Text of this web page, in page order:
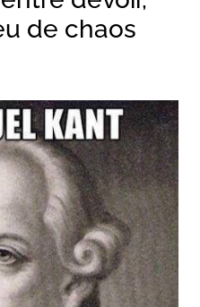
de chaos